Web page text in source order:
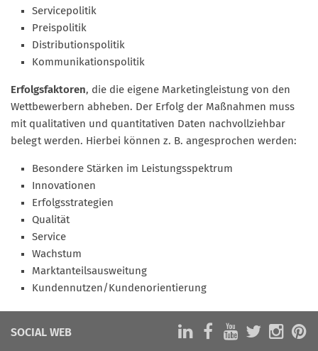
Servicepolitik
Preispolitik
Distributionspolitik
Kommunikationspolitik
Erfolgsfaktoren, die die eigene Marketingleistung von den
Wettbewerbern abheben. Der Erfolg der Maßnahmen muss
mit qualitativen und quantitativen Daten nachvollziehbar
belegt werden. Hierbei können z. B. angesprochen werden:
Besondere Stärken im Leistungsspektrum
Innovationen
Erfolgsstrategien
Qualität
Service
Wachstum
Marktanteilsausweitung
Kundennutzen/Kundenorientierung
SOCIAL WEB